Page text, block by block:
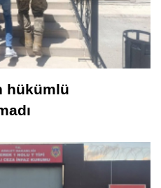
hükümlü